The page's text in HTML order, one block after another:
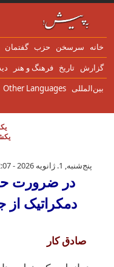
به محتوای اصلی
سرسخن حزب گفتمان
تاریخ فرهنگ و هنر
Other Languages
یکشنبه ۹
یکشنبه ۱۸ مرداد ۱۴۰۵
در ضرورت حمایت
پنج‌شنبه, 1. ژانویه 2026 - 22:07
در ضرورت
دمکراتیک از
صادق کار